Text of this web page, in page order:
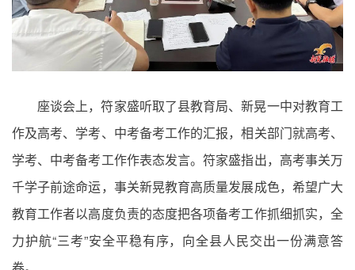
座谈会上，符家盛听取了县教育局、新晃一中对教育工
作及高考、学考、中考备考工作的汇报，相关部门就高考、
学考、中考备考工作作表态发言。符家盛指出，高考事关万
千学子前途命运，事关新晃教育高质量发展成色，希望广大
教育工作者以高度负责的态度把各项备考工作抓细抓实，全
力护航“三考”安全平稳有序，向全县人民交出一份满意答